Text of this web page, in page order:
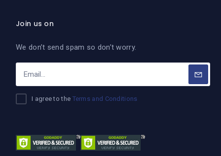
Join us on
We don’t send spam so don’t worry.
I agree to the Terms and Conditions